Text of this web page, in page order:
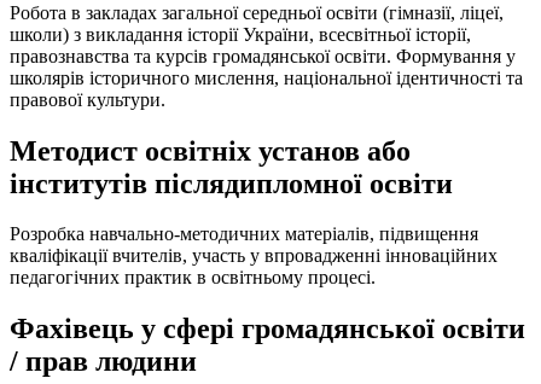
Робота в закладах загальної середньої освіти (гімназії, ліцеї,
школи) з викладання історії України, всесвітньої історії,
правознавства та курсів громадянської освіти. Формування у
школярів історичного мислення, національної ідентичності та
правової культури.
Методист освітніх установ або
інститутів післядипломної освіти
Розробка навчально-методичних матеріалів, підвищення
кваліфікації вчителів, участь у впровадженні інноваційних
педагогічних практик в освітньому процесі.
Фахівець у сфері громадянської освіти
/ прав людини